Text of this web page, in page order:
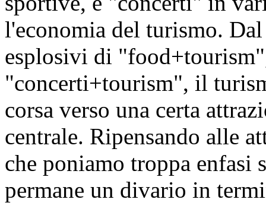
l'economia del turismo.
esplosivi di
"concerti+tourism", il
corsa verso una certa
centrale. Ripensando alle
che poniamo troppa
permane un divario in